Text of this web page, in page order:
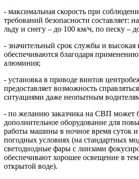
- максимальная скорость при
требований безопасности составляет:
льду и снегу – до 100 км/ч, по песку –
- значительный срок службы и высокая
обеспечиваются благодаря
алюминия;
- установка в приводе винтов
предоставляет возможность
ситуациями даже неопытным
- по желанию заказчика на СВП может
дополнительное оборудование для
работы машины в ночное время суток
погодных условиях (на стандартных
светодиодные фары с линзами
обеспечивают хорошее освещение в
открытой воде).